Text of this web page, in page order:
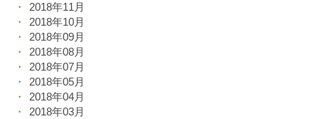
2018年11月
2018年10月
2018年09月
2018年08月
2018年07月
2018年05月
2018年04月
2018年03月